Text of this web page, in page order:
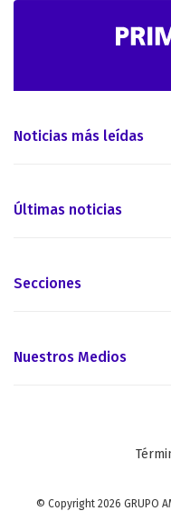
Noticias más leídas
Últimas noticias
Secciones
Nuestros Medios
© Copyright 2026 GRUPO